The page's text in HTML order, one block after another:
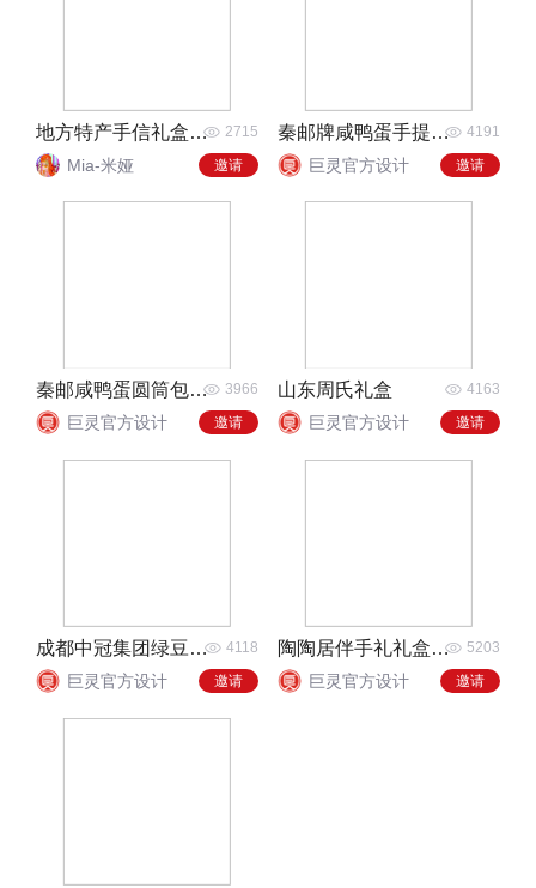
地方特产手信礼盒包装 2715
Mia-米娅 邀请
秦邮牌咸鸭蛋手提礼盒 4191
巨灵官方设计 邀请
秦邮咸鸭蛋圆筒包装礼盒 3966
巨灵官方设计 邀请
山东周氏礼盒 4163
巨灵官方设计 邀请
成都中冠集团绿豆饼包装 4118
巨灵官方设计 邀请
陶陶居伴手礼礼盒设计 5203
巨灵官方设计 邀请